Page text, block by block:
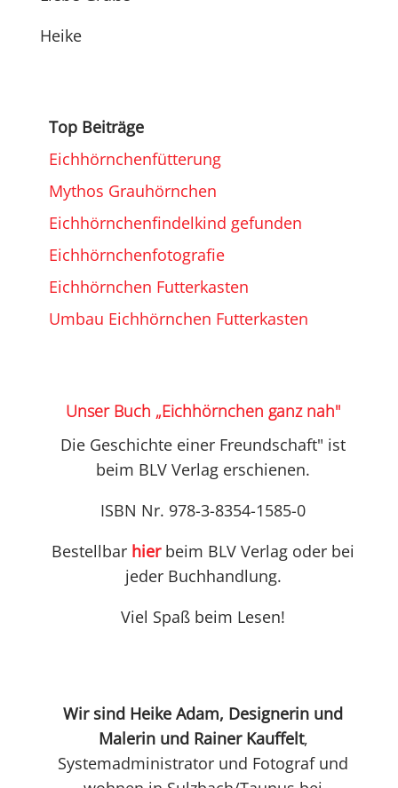
Heike
Top Beiträge
Eichhörnchenfütterung
Mythos Grauhörnchen
Eichhörnchenfindelkind gefunden
Eichhörnchenfotografie
Eichhörnchen Futterkasten
Umbau Eichhörnchen Futterkasten
Unser Buch „Eichhörnchen ganz nah"
Die Geschichte einer Freundschaft" ist
beim BLV Verlag erschienen.
ISBN Nr. 978-3-8354-1585-0
Bestellbar hierbeim BLV Verlag oder bei
jeder Buchhandlung.
Viel Spaß beim Lesen!
Wir sind Heike Adam, Designerin und
Malerin und Rainer Kauffelt,
Systemadministrator und Fotograf und